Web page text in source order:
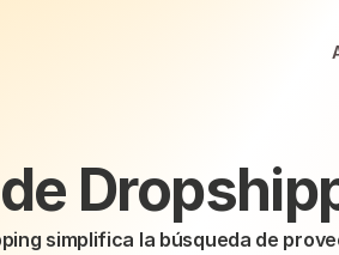
simplifica la búsqueda de